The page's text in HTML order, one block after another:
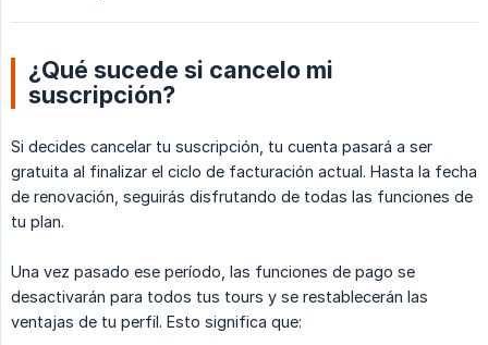
¿Qué sucede si cancelo mi
suscripción?
Si decides cancelar tu suscripción, tu cuenta pasará a ser
gratuita al finalizar el ciclo de facturación actual. Hasta la fecha
de renovación, seguirás disfrutando de todas las funciones de
tu plan.
Una vez pasado ese período, las funciones de pago se
desactivarán para todos tus tours y se restablecerán las
ventajas de tu perfil. Esto significa que: